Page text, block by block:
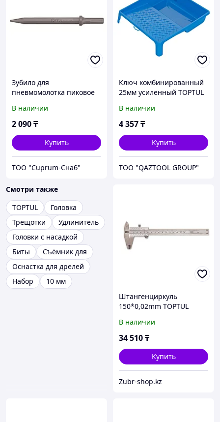
Зубило для
пневмомолотка пиковое
В наличии
2 090₸
Купить
ТОО "Cuprum-Снаб"
Ключ комбинированный
25мм усиленный TOPTUL
В наличии
4 357₸
Купить
TOO "QAZTOOL GROUP"
Смотри также
TOPTUL
Головка
Трещотки
Удлинитель
Головки с насадкой
Биты
Съёмник для
Оснастка для дрелей
Набор
10 мм
Штангенциркуль
150*0,02mm TOPTUL
В наличии
34 510₸
Купить
Zubr-shop.kz